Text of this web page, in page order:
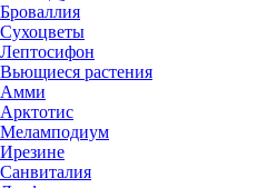
Броваллия
Сухоцветы
Лептосифон
Вьющиеся растения
Амми
Арктотис
Меламподиум
Ирезине
Санвиталия